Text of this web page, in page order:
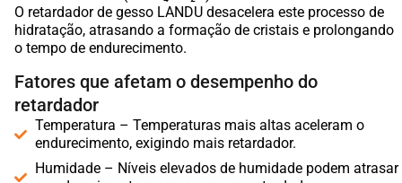
O retardador de gesso LANDU desacelera este processo de
hidratação, atrasando a formação de cristais e prolongando
o tempo de endurecimento.
Fatores que afetam o desempenho do
retardador
Temperatura – Temperaturas mais altas aceleram o
endurecimento, exigindo mais retardador.
Humidade – Níveis elevados de humidade podem atrasar